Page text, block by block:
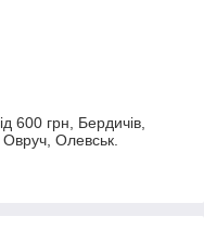
600 грн, Бердичів,
Овруч, Олевськ.